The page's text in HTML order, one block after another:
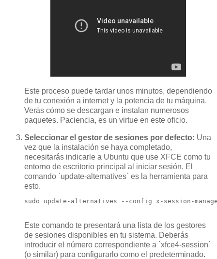
Este proceso puede tardar unos minutos, dependiendo
de tu conexión a internet y la potencia de tu máquina.
Verás cómo se descargan e instalan numerosos
paquetes. Paciencia, es un virtue en este oficio.
Seleccionar el gestor de sesiones por defecto: Una
vez que la instalación se haya completado,
necesitarás indicarle a Ubuntu que use XFCE como tu
entorno de escritorio principal al iniciar sesión. El
comando `update-alternatives` es la herramienta para
esto.
sudo update-alternatives --config x-session-
Este comando te presentará una lista de los gestores
de sesiones disponibles en tu sistema. Deberás
introducir el número correspondiente a `xfce4-session`
(o similar) para configurarlo como el predeterminado.